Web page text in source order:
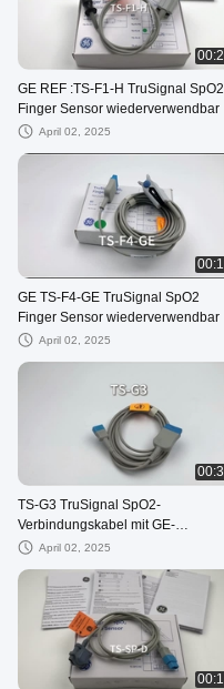
GE REF :TS-F1-H TruSignal SpO2
Finger Sensor wiederverwendbar
April 02, 2025
GE TS-F4-GE TruSignal SpO2
Finger Sensor wiederverwendbar
April 02, 2025
TS-G3 TruSignal SpO2-
Verbindungskabel mit GE-
Anschluss, 3M/10FT
April 02, 2025